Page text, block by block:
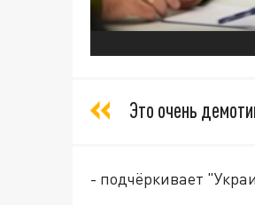
Это очень
- подчёркивает